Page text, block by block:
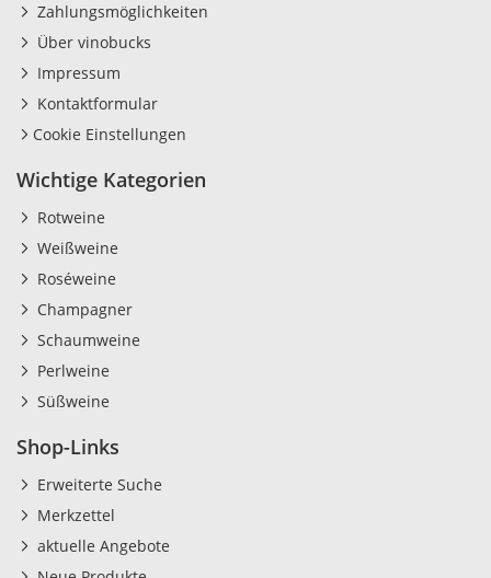
Zahlungsmöglichkeiten
Über vinobucks
Impressum
Kontaktformular
Cookie Einstellungen
Wichtige Kategorien
Rotweine
Weißweine
Roséweine
Champagner
Schaumweine
Perlweine
Süßweine
Shop-Links
Erweiterte Suche
Merkzettel
aktuelle Angebote